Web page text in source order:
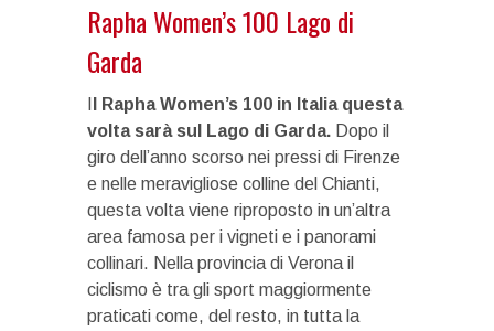
Rapha Women’s 100 Lago di
Garda
l Rapha Women’s 100 in Italia questa
volta sarà sul Lago di Garda. Dopo il
giro dell’anno scorso nei pressi di Firenze
e nelle meravigliose colline del Chianti,
questa volta viene riproposto in un’altra
area famosa per i vigneti e i panorami
collinari. Nella provincia di Verona il
ciclismo è tra gli sport maggiormente
praticati come, del resto, in tutta la